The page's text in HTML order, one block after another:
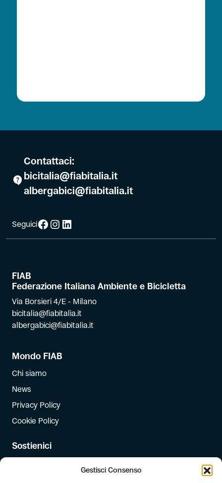
Gestisci Consenso
Contattaci:
bicitalia@fiabitalia.it
albergabici@fiabitalia.it
SeguiciFacebook
Instagram
LinkedIn
FIAB
Federazione Italiana Ambiente e Bicicletta
Via Borsieri 4/E - Milano
bicitalia@fiabitalia.it
albergabici@fiabitalia.it
Mondo FIAB
Chi siamo
News
Privacy Policy
Cookie Policy
Sostienici